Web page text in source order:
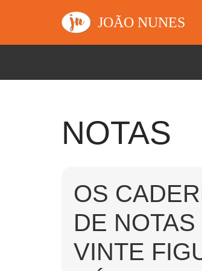
para
conteúdo
JOÃO NUNES
NOTAS
OS
DE NOTAS
VINTE